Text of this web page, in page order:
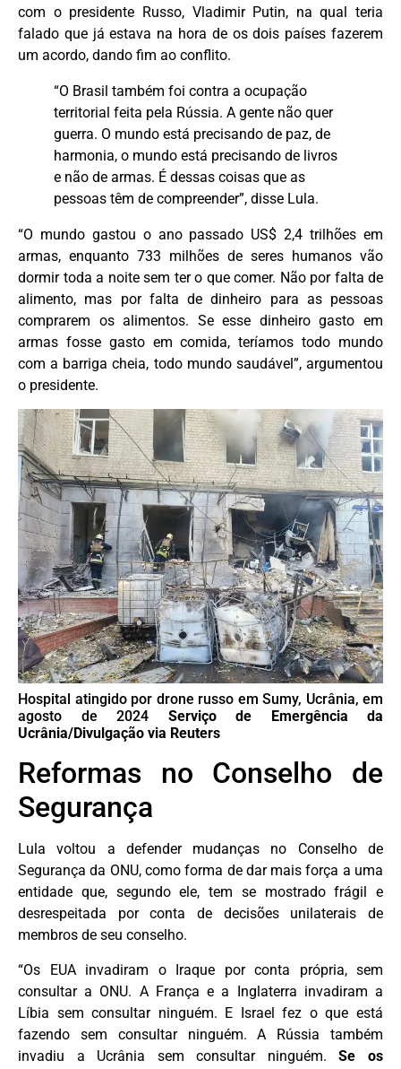
com o presidente Russo, Vladimir Putin, na qual teria
falado que já estava na hora de os dois países fazerem
um acordo, dando fim ao conflito.
“O Brasil também foi contra a ocupação
territorial feita pela Rússia. A gente não quer
guerra. O mundo está precisando de paz, de
harmonia, o mundo está precisando de livros
e não de armas. É dessas coisas que as
pessoas têm de compreender”, disse Lula.
“O mundo gastou o ano passado US$ 2,4 trilhões em
armas, enquanto 733 milhões de seres humanos vão
dormir toda a noite sem ter o que comer. Não por falta de
alimento, mas por falta de dinheiro para as pessoas
comprarem os alimentos. Se esse dinheiro gasto em
armas fosse gasto em comida, teríamos todo mundo
com a barriga cheia, todo mundo saudável”, argumentou
o presidente.
Hospital atingido por drone russo em Sumy, Ucrânia, em
agosto de 2024 Serviço de Emergência da
Ucrânia/Divulgação via Reuters
Reformas no Conselho de
Segurança
Lula voltou a defender mudanças no Conselho de
Segurança da ONU, como forma de dar mais força a uma
entidade que, segundo ele, tem se mostrado frágil e
desrespeitada por conta de decisões unilaterais de
membros de seu conselho.
“Os EUA invadiram o Iraque por conta própria, sem
consultar a ONU. A França e a Inglaterra invadiram a
Líbia sem consultar ninguém. E Israel fez o que está
fazendo sem consultar ninguém. A Rússia também
invadiu a Ucrânia sem consultar ninguém.Se os